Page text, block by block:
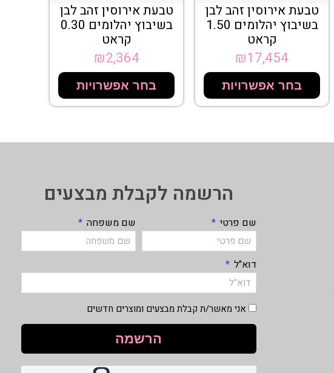
טבעת אירוסין זהב לבן
בשיבוץ יהלומים 1.50
קראט
₪17,454
בחר אפשרויות
טבעת אירוסין זהב לבן
בשיבוץ יהלומים 0.30
קראט
₪2,364
בחר אפשרויות
הרשמה לקבלת מבצעים
שם פרטי שם משפחה
דוא"ל
אני מאשר/ת קבלת מבצעים ומוצרים חדשים
הרשמה